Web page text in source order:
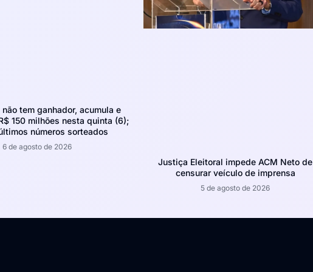
tem ganhador, acumula e
150 milhões nesta quinta (6);
números sorteados
6 de agosto de 2026
Justiça Eleitoral impede ACM Neto de
censurar veículo de imprensa
5 de agosto de 2026